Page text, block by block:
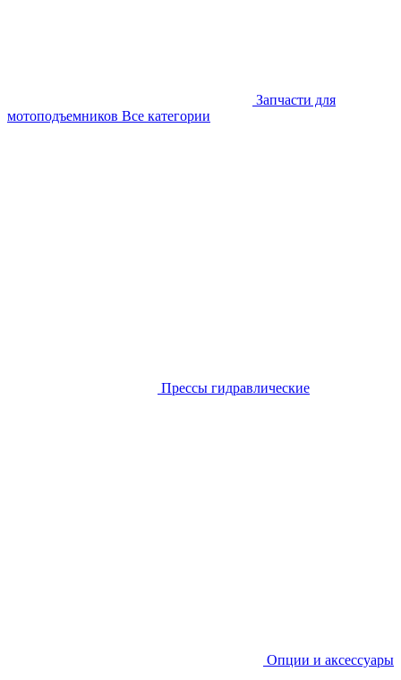
Запчасти для
мотоподъемников Все категории
Прессы гидравлические
Опции и аксессуары